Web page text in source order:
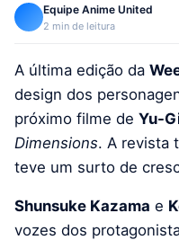
Equipe Anime United
2 min de leitura
A última edição da
design dos
próximo filme de Yu-
Dimensions. A revista
teve um surto de
Shunsuke Kazama e
vozes dos